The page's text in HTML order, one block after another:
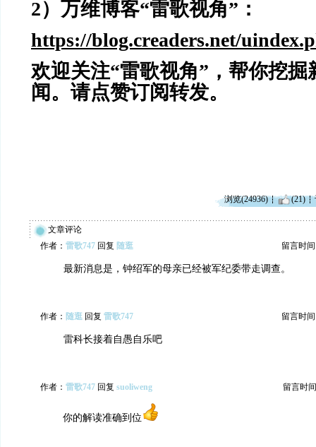
2）万维博客“雷歌视角”：
https://blog.creaders.net/
欢迎关注“雷歌视角”，帮你挖掘
闻。请点赞订阅转发。
浏览(24936) (21)
文章评论
作者： 雷歌747 回复 随逛 留言时间
最新消息是，钟绍军的母亲已经被军纪委带走调查。
作者： 随逛 回复 雷歌747 留言时间
雷科长接着自愚自乐吧
作者： 雷歌747 回复 suoliweng 留言时
你的解读准确到位